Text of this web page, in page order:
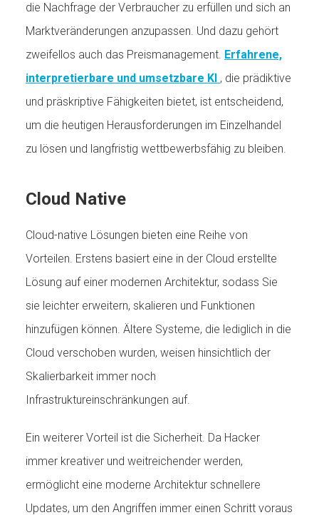
die Nachfrage der Verbraucher zu erfüllen und sich an
Marktveränderungen anzupassen. Und dazu gehört
zweifellos auch das Preismanagement. Erfahrene,
interpretierbare und umsetzbare KI , die prädiktive
und präskriptive Fähigkeiten bietet, ist entscheidend,
um die heutigen Herausforderungen im Einzelhandel
zu lösen und langfristig wettbewerbsfähig zu bleiben.
Cloud Native
Cloud-native Lösungen bieten eine Reihe von
Vorteilen. Erstens basiert eine in der Cloud erstellte
Lösung auf einer modernen Architektur, sodass Sie
sie leichter erweitern, skalieren und Funktionen
hinzufügen können. Ältere Systeme, die lediglich in die
Cloud verschoben wurden, weisen hinsichtlich der
Skalierbarkeit immer noch
Infrastruktureinschränkungen auf.
Ein weiterer Vorteil ist die Sicherheit. Da Hacker
immer kreativer und weitreichender werden,
ermöglicht eine moderne Architektur schnellere
Updates, um den Angriffen immer einen Schritt voraus